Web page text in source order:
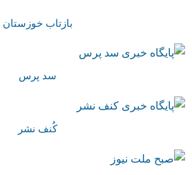
بازتاب خوزستان
سد پرس
کُنف نشر